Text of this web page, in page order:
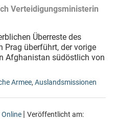
Verteidigungsministerin
Überreste des
Prag überführt, der vorige
Afghanistan südöstlich von
Armee, Auslandsmissionen
| Veröffentlicht am: